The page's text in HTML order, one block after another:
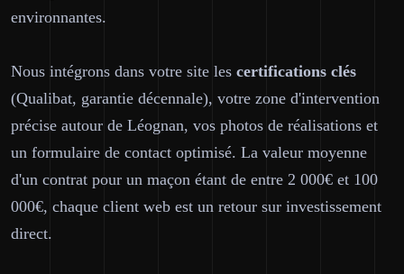
environnantes.
Nous intégrons dans votre site les certifications clés
(Qualibat, garantie décennale), votre zone d'intervention
précise autour de Léognan, vos photos de réalisations et
un formulaire de contact optimisé. La valeur moyenne
d'un contrat pour un maçon étant de entre 2 000€ et 100
000€, chaque client web est un retour sur investissement
direct.